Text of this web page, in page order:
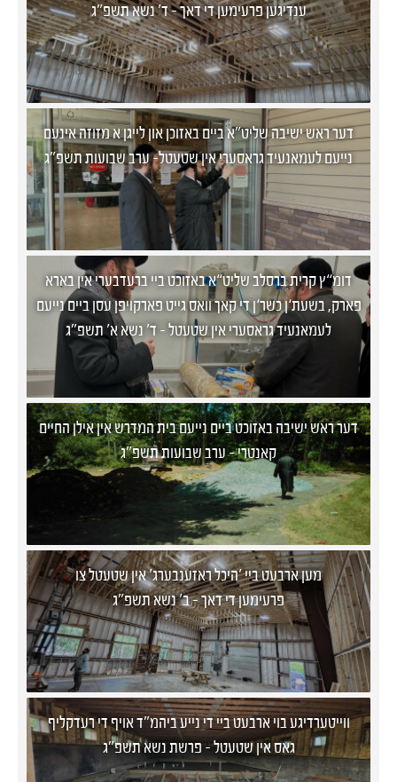
ענדיגען פרעימען די דאך - ד' נשא תשפ"ג
דער ראש ישיבה שליט"א ביים באזוכן און לייגן א מזוזה אינעם
נייעם לעמאנעיד גראסערי אין שטעטל- ערב שבועות תשפ"ג
דומ“ץ קרית ברסלב שליט“א באזוכט ביי ברעדבערי אין בארא
פארק, בשעת‘ן כשר‘ן די קאך וואס גייט פארקויפן עסן ביים נייעם
לעמאנעיד גראסערי אין שטעטל - ד' נשא א' תשפ"ג
דער ראש ישיבה באזוכט ביים נייעם בית המדרש אין אילן החיים
קאנטרי - ערב שבועות תשפ"ג
מען ארבעט ביי 'היכל ראזענבערג' אין שטעטל צו
פרעימען די דאך - ב' נשא תשפ"ג
ווייטערדיגע בוי ארבעט ביי די נייע ביהמ"ד אויף די רעדקליף
גאס אין שטעטל - פרשת נשא תשפ"ג